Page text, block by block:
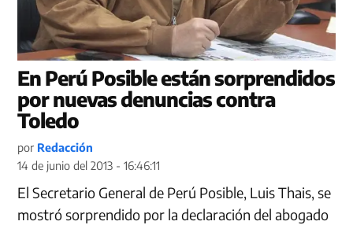
En Perú Posible están sorprendidos
por nuevas denuncias contra
Toledo
por Redacción
14 de junio del 2013 - 16:46:11
El Secretario General de Perú Posible, Luis Thais, se
mostró sorprendido por la declaración del abogado